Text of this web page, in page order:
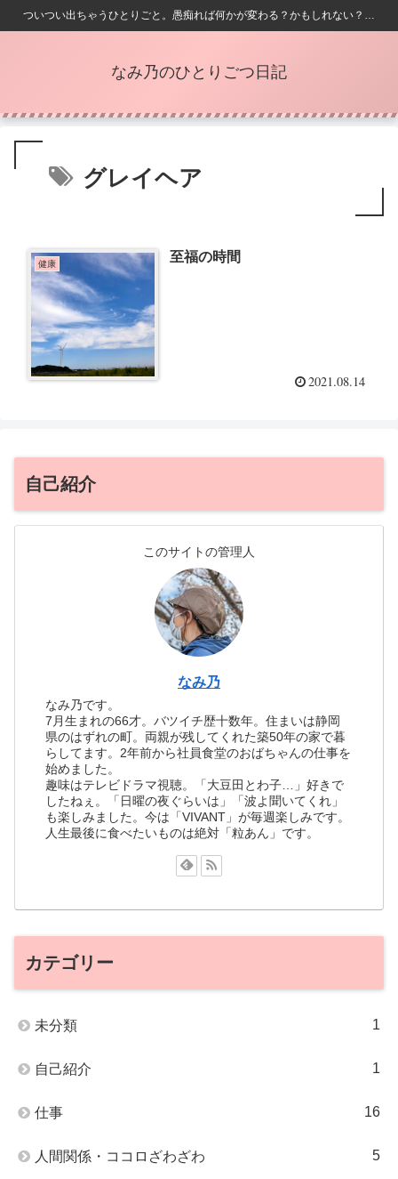
ついつい出ちゃうひとりごと。愚痴れば何かが変わる？かもしれない？…
なみ乃のひとりごつ日記
グレイヘア
健康 至福の時間
2021.08.14
自己紹介
このサイトの管理人
なみ乃
なみ乃です。
7月生まれの66才。バツイチ歴十数年。住まいは静岡
県のはずれの町。両親が残してくれた築50年の家で暮
らしてます。2年前から社員食堂のおばちゃんの仕事を
始めました。
趣味はテレビドラマ視聴。「大豆田とわ子…」好きで
したねぇ。「日曜の夜ぐらいは」「波よ聞いてくれ」
も楽しみました。今は「VIVANT」が毎週楽しみです。
人生最後に食べたいものは絶対「粒あん」です。
カテゴリー
未分類 1
自己紹介 1
仕事 16
人間関係・ココロざわざわ 5